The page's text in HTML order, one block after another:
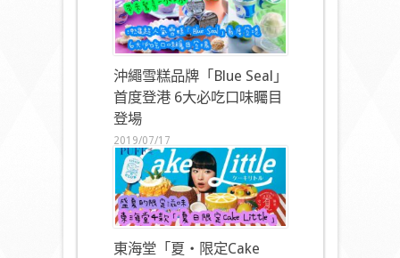
沖繩雪糕品牌「Blue Seal」
首度登港 6大必吃口味矚目
登場
2019/07/17
東海堂「夏‧限定Cake